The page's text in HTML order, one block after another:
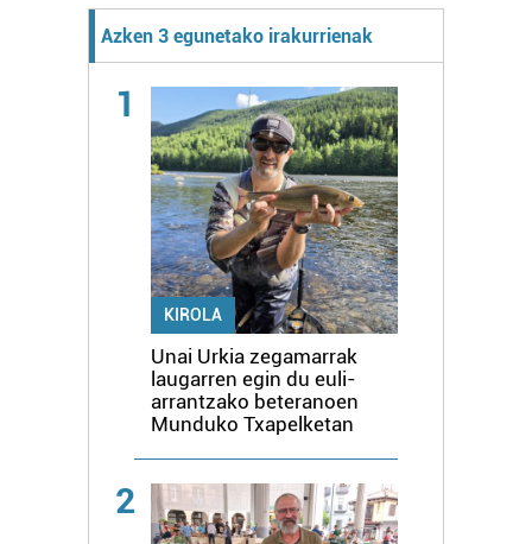
Azken 3 egunetako irakurrienak
1
KIROLA
Unai Urkia zegamarrak
laugarren egin du euli-
arrantzako beteranoen
Munduko Txapelketan
2